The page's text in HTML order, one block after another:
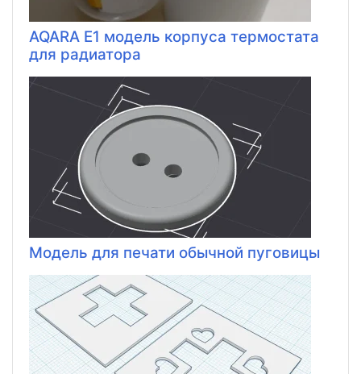
AQARA E1 модель корпуса термостата
для радиатора
Модель для печати обычной пуговицы